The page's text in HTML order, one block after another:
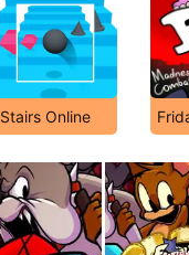
Stairs Online